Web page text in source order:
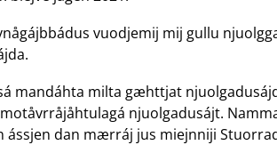
vuodjemij mij gullu
mandáhta milta gæhttjat
njuolgadusájt.
ássjen dan mærráj jus miejnniji